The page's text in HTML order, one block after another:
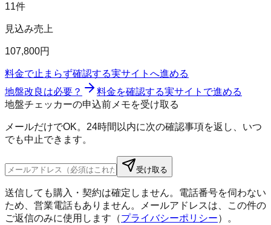
11件
見込み売上
107,800円
料金で止まらず確認する実サイトへ進める
地盤改良は必要？
料金を確認する実サイトで進める
地盤チェッカーの申込前メモを受け取る
メールだけでOK。24時間以内に次の確認事項を返し、いつ
でも中止できます。
受け取る
送信しても購入・契約は確定しません。電話番号を伺わない
ため、営業電話もありません。メールアドレスは、この件の
ご返信のみに使用します（プライバシーポリシー）。